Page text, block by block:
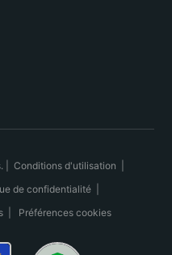
| Conditions d'utilisation
de confidentialité|
Préférences cookies